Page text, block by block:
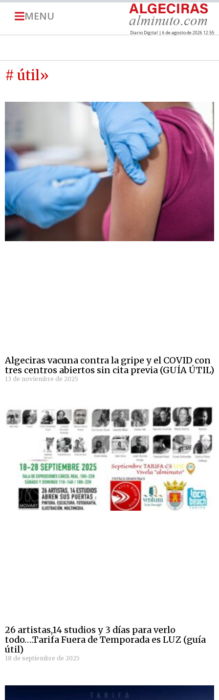
MENU
Diario Digital | 6 de agosto de 2026 12:55
# útil»
Algeciras vacuna contra la gripe y el COVID con
tres centros abiertos sin cita previa (GUÍA ÚTIL)
13 de noviembre de 2025
26 artistas,14 studios y 3 días para verlo
todo….Tarifa Fuera de Temporada es LUZ (guía
útil)
18 de septiembre de 2025